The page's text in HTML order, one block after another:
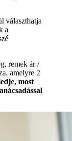
választhatja
a
remek ár /
amelyre 2
most